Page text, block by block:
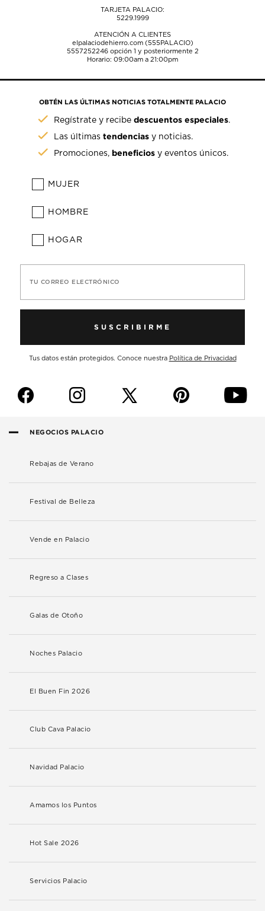
TARJETA PALACIO:
5229.1999
ATENCIÓN A CLIENTES
elpalaciodehierro.com (555PALACIO)
5557252246opción 1 y posteriormente 2
Horario: 09:00am a 21:00pm
OBTÉN LAS ÚLTIMAS NOTICIAS TOTALMENTE PALACIO
Regístrate y recibedescuentos especiales.
Las últimastendencias y noticias.
Promociones, beneficios y eventos únicos.
MUJER
HOMBRE
HOGAR
TU CORREO ELECTRÓNICO
SUSCRIBIRME
Tus datos están protegidos. Conoce nuestra Política de Privacidad
f i p y
NEGOCIOS PALACIO
Rebajas de Verano
Festival de Belleza
Vende en Palacio
Regreso a Clases
Galas de Otoño
Noches Palacio
El Buen Fin 2026
Club Cava Palacio
Navidad Palacio
Amamos los Puntos
Hot Sale 2026
Servicios Palacio